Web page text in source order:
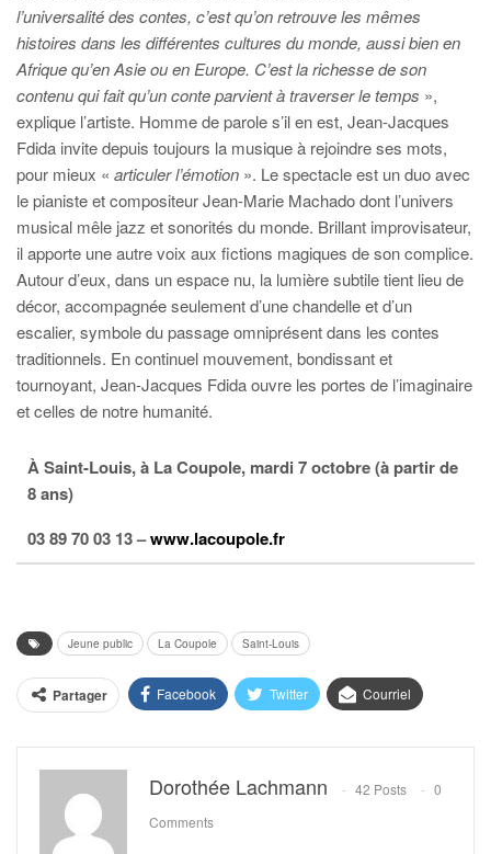
l’universalité des contes, c’est qu’on retrouve les mêmes
histoires dans les différentes cultures du monde, aussi bien en
Afrique qu’en Asie ou en Europe. C’est la richesse de son
contenu qui fait qu’un conte parvient à traverser le temps »,
explique l’artiste. Homme de parole s’il en est, Jean-Jacques
Fdida invite depuis toujours la musique à rejoindre ses mots,
pour mieux « articuler l’émotion ». Le spectacle est un duo avec
le pianiste et compositeur Jean-Marie Machado dont l’univers
musical mêle jazz et sonorités du monde. Brillant improvisateur,
il apporte une autre voix aux fictions magiques de son complice.
Autour d’eux, dans un espace nu, la lumière subtile tient lieu de
décor, accompagnée seulement d’une chandelle et d’un
escalier, symbole du passage omniprésent dans les contes
traditionnels. En continuel mouvement, bondissant et
tournoyant, Jean-Jacques Fdida ouvre les portes de l’imaginaire
et celles de notre humanité.
À Saint-Louis, à La Coupole, mardi 7 octobre (à partir de
8 ans)
03 89 70 03 13 –www.lacoupole.fr
Jeune public La Coupole Saint-Louis
Partager Facebook Twitter Courriel
Dorothée Lachmann 42 Posts
0
Comments